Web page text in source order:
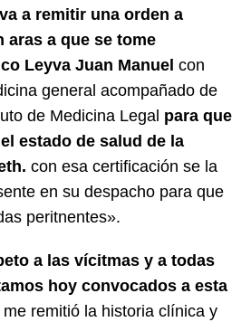
a remitir una orden a
aras a que se tome
Leyva Juan Manuel con
general acompañado de
de Medicina Legal para que
estado de salud de la
con esa certificación se la
en su despacho para que
peritnentes».
a las vícitmas y a todas
hoy convocados a esta
remitió la historia clínica y